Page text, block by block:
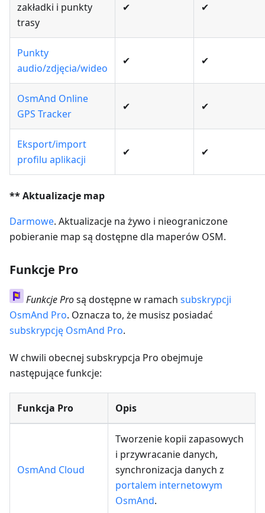
zakładki i punkty
trasy
✔ ✔
Punkty
audio/zdjęcia/wideo
✔ ✔
OsmAnd Online
GPS Tracker
✔ ✔
Eksport/import
profilu aplikacji
✔ ✔
** Aktualizacje map
Darmowe. Aktualizacje na żywo i nieograniczone
pobieranie map są dostępne dla maperów OSM.
Funkcje Pro
Funkcje Prosą dostępne w ramach subskrypcji
OsmAnd Pro. Oznacza to, że musisz posiadać
subskrypcję OsmAnd Pro.
W chwili obecnej subskrypcja Pro obejmuje
następujące funkcje:
Funkcja Pro Opis
OsmAnd Cloud
Tworzenie kopii zapasowych
i przywracanie danych,
synchronizacja danych z
portalem internetowym
OsmAnd.